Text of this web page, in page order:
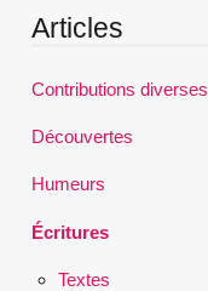
Articles
Contributions diverses
Découvertes
Humeurs
Écritures
Textes